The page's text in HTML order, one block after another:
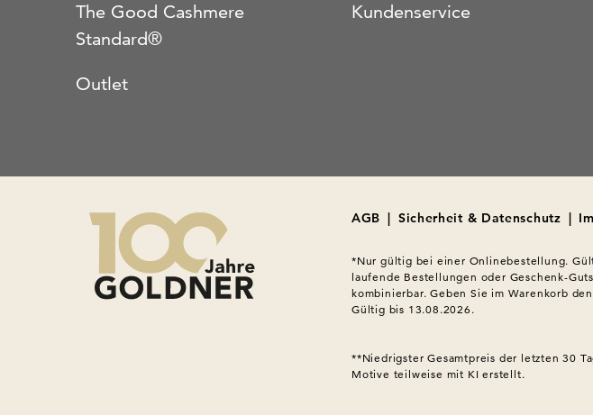
The Good Cashmere
Standard®
Outlet
Kundenservice
AGB | Sicherheit & Datenschutz |
*Nur gültig bei einer Onlinebestellung.
laufende Bestellungen oder Geschenk-
kombinierbar. Geben Sie im Warenkorb
Gültig bis 13.08.2026.
**Niedrigster Gesamtpreis der letzten 30
Motive teilweise mit KI erstellt.